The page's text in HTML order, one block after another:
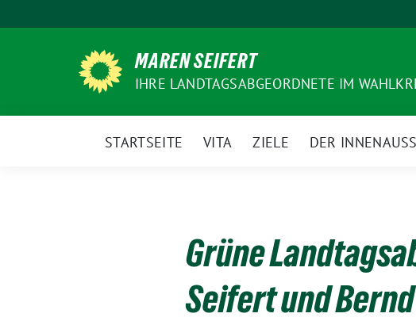
zum
MAREN SEIFERT
IHRE LANDTAGSABGEORDNETE IM
STARTSEITE VITA ZIELE DER
Grüne
Seifert und